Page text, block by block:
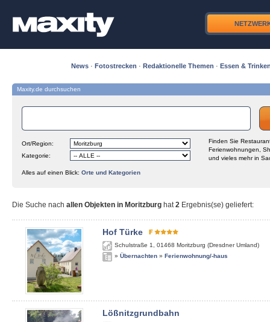
News · Fotostrecken · Redaktionelle Themen · Essen &
Maxity.de durchsuchen
Ort/Region:
Kategorie:
Finden Sie
Ferienwohnungen,
und vieles mehr in
Alles auf einen Blick: Orte und Kategorien
Die Suche nach allen Objekten in Moritzburg hat2 Ergebnis(se) geliefert:
Hof Türke
Schulstraße 1 01468 Moritzburg (Dresdner Umland)
» Übernachten » Ferienwohnung/-haus
Lößnitzgrundbahn